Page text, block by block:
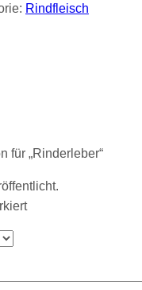
Rindfleisch
für „Rinderleber“